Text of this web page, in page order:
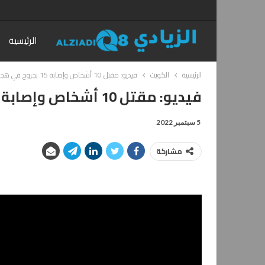
الرئيسية
الرئيسية الكويت فيديو: مقتل 10 أشخاص وإصابة 15 بجروح في هجمات بسكاكين في كندا
فيديو: مقتل 10 أشخاص وإصابة 15 بجروح في هجمات بسكاكين في كندا
5 سبتمبر 2022
مشاركة